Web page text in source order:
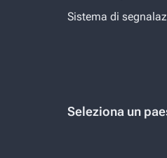
Sistema di
Seleziona un